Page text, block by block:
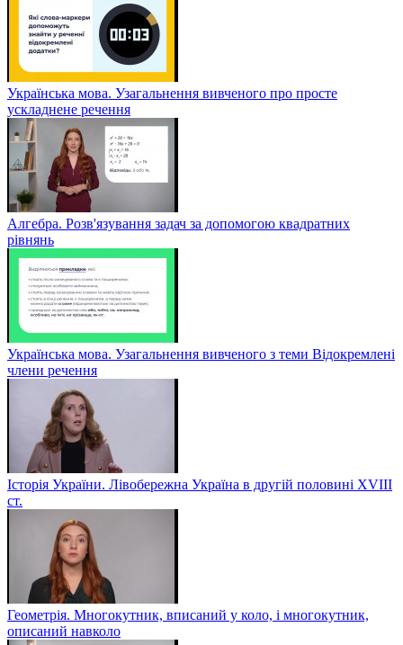
Українська мова. Узагальнення вивченого про просте
ускладнене речення
Алгебра. Розв'язування задач за допомогою квадратних
рівнянь
Українська мова. Узагальнення вивченого з теми Відокремлені
члени речення
Історія України. Лівобережна Україна в другій половині ХVIIІ
ст.
Геометрія. Многокутник, вписаний у коло, і многокутник,
описаний навколо